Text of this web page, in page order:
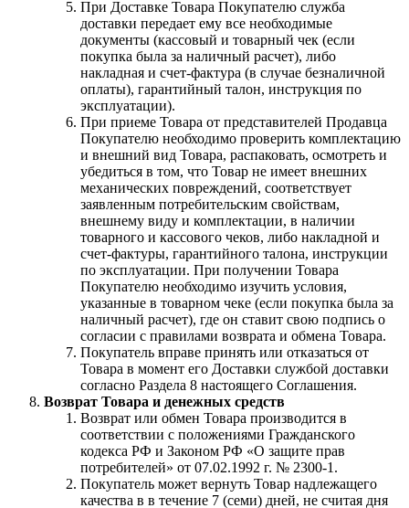
При Доставке Товара Покупателю служба
доставки передает ему все необходимые
документы (кассовый и товарный чек (если
покупка была за наличный расчет), либо
накладная и счет-фактура (в случае безналичной
оплаты), гарантийный талон, инструкция по
эксплуатации).
При приеме Товара от представителей Продавца
Покупателю необходимо проверить комплектацию
и внешний вид Товара, распаковать, осмотреть и
убедиться в том, что Товар не имеет внешних
механических повреждений, соответствует
заявленным потребительским свойствам,
внешнему виду и комплектации, в наличии
товарного и кассового чеков, либо накладной и
счет-фактуры, гарантийного талона, инструкции
по эксплуатации. При получении Товара
Покупателю необходимо изучить условия,
указанные в товарном чеке (если покупка была за
наличный расчет), где он ставит свою подпись о
согласии с правилами возврата и обмена Товара.
Покупатель вправе принять или отказаться от
Товара в момент его Доставки службой доставки
согласно Раздела 8 настоящего Соглашения.
Возврат Товара и денежных средств
Возврат или обмен Товара производится в
соответствии с положениями Гражданского
кодекса РФ и Законом РФ «О защите прав
потребителей» от 07.02.1992 г. № 2300-1.
Покупатель может вернуть Товар надлежащего
качества в в течение 7 (семи) дней, не считая дня